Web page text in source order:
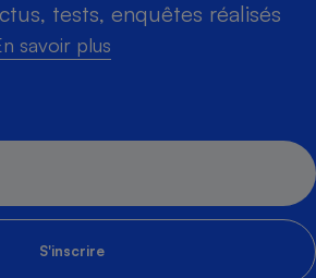
tests, enquêtes réalisés
savoir plus
S'inscrire